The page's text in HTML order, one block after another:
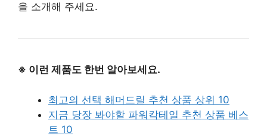
을 소개해 주세요.
※ 이런 제품도 한번 알아보세요.
최고의 선택 해머드릴 추천 상품 상위 10
지금 당장 봐야할 파워칵테일 추천 상품 베스
트 10